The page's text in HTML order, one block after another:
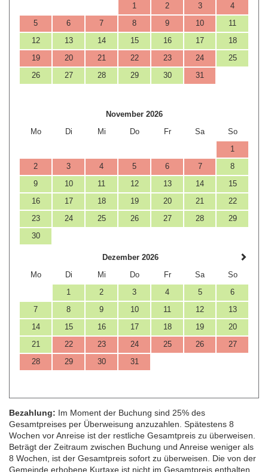
1
2 3
4
5
6 7 8 9 10
11
12
13 14 15 16 17
18
19
20 21 22 23 24
25
26
27 28 29 30 31
November 2026
Mo
Di Mi Do Fr Sa
So
1
2
3 4 5 6 7
8
9
10 11 12 13 14
15
16
17 18 19 20 21
22
23
24 25 26 27 28
29
30
Dezember 2026
Mo
Di Mi Do Fr Sa
So
1
2 3 4 5
6
7
8 9 10 11 12
13
14
15 16 17 18 19
20
21
22 23 24 25 26
27
28
29 30 31
Bezahlung: Im Moment der Buchung sind 25% des
Gesamtpreises per Überweisung anzuzahlen. Spätestens 8
Wochen vor Anreise ist der restliche Gesamtpreis zu überweisen.
Beträgt der Zeitraum zwischen Buchung und Anreise weniger als
8 Wochen, ist der Gesamtpreis sofort zu überweisen. Die von der
Gemeinde erhobene Kurtaxe ist nicht im Gesamtpreis enthalten